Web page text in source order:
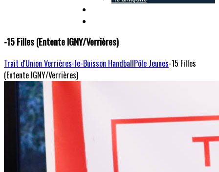
-15 Filles (Entente IGNY/Verrières)
Trait d'Union Verrières-le-Buisson HandballPôle Jeunes-15 Filles
(Entente IGNY/Verrières)